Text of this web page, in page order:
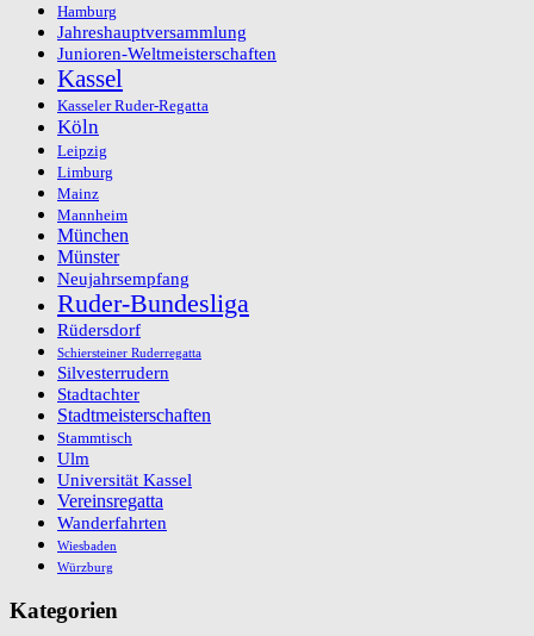
Hamburg
Jahreshauptversammlung
Junioren-Weltmeisterschaften
Kassel
Kasseler Ruder-Regatta
Köln
Leipzig
Limburg
Mainz
Mannheim
München
Münster
Neujahrsempfang
Ruder-Bundesliga
Rüdersdorf
Schiersteiner Ruderregatta
Silvesterrudern
Stadtachter
Stadtmeisterschaften
Stammtisch
Ulm
Universität Kassel
Vereinsregatta
Wanderfahrten
Wiesbaden
Würzburg
Kategorien